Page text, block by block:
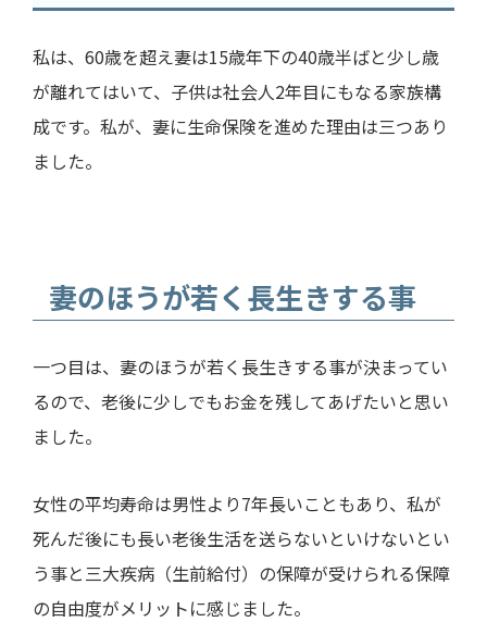
私は、 60歳を超え妻は15歳年下の40歳半ばと少し歳
が離れてはいて、子供は社会人2年目にもなる家族構
成です。私が、妻に生命保険を進めた理由は三つあり
ました。
妻のほうが若く長生きする事
一つ目は、妻のほうが若く長生きする事が決まってい
るので、老後に少しでもお金を残してあげたいと思い
ました。
女性の平均寿命は男性より7年長いこともあり、私が
死んだ後にも長い老後生活を送らないといけないとい
う事と三大疾病（生前給付）の保障が受けられる保障
の自由度がメリットに感じました。